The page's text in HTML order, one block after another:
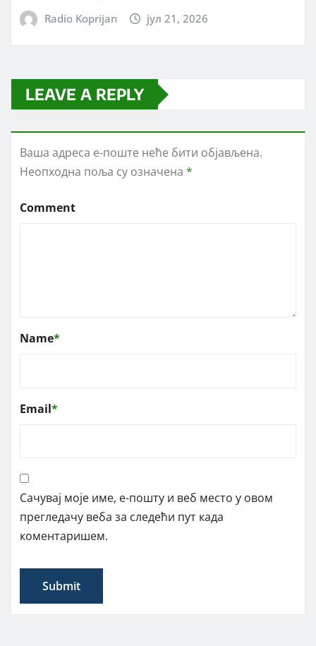
Radio Koprijan јул 21, 2026
LEAVE A REPLY
Ваша адреса е-поште неће бити објављена.
Неопходна поља су означена *
Comment
Name*
Email*
Сачувај моје име, е-пошту и веб место у овом
прегледачу веба за следећи пут када
коментаришем.